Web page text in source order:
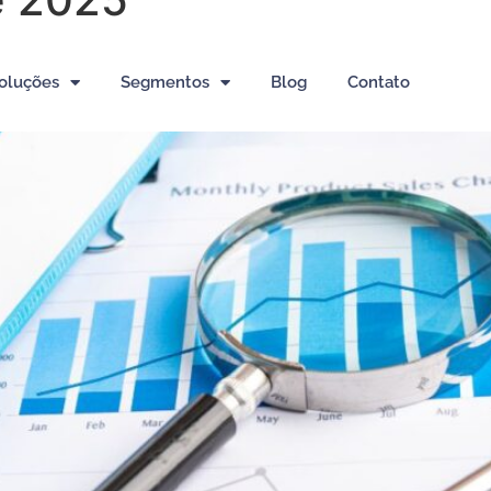
Segmentos Blog Contato
Precisa de um